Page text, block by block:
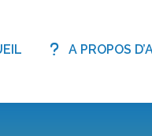
A PROPOS